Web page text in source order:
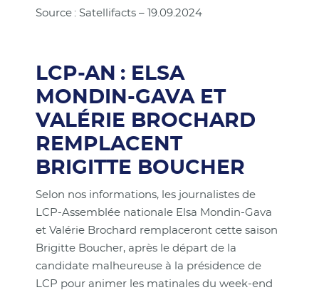
Source : Satellifacts – 19.09.2024
LCP-AN : ELSA
MONDIN-GAVA ET
VALÉRIE BROCHARD
REMPLACENT
BRIGITTE BOUCHER
Selon nos informations, les journalistes de
LCP-Assemblée nationale Elsa Mondin-Gava
et Valérie Brochard remplaceront cette saison
Brigitte Boucher, après le départ de la
candidate malheureuse à la présidence de
LCP pour animer les matinales du week-end